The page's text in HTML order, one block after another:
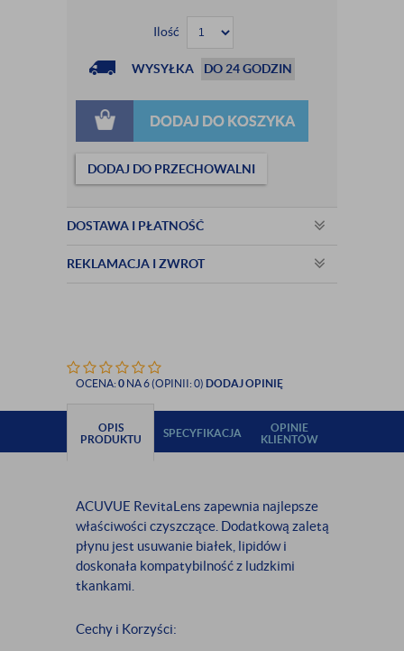
Ilość
WYSYŁKA DO 24 GODZIN
DODAJ DO KOSZYKA
DODAJ DO PRZECHOWALNI
DOSTAWA I PŁATNOŚĆ
REKLAMACJA I ZWROT
OCENA: 0 NA 6 (OPINII: 0) DODAJ OPINIĘ
OPIS
PRODUKTU
SPECYFIKACJA
OPINIE
KLIENTÓW
ACUVUE RevitaLens zapewnia najlepsze
właściwości czyszczące. Dodatkową zaletą
płynu jest usuwanie białek, lipidów i
doskonała kompatybilność z ludzkimi
tkankami.
Cechy i Korzyści: